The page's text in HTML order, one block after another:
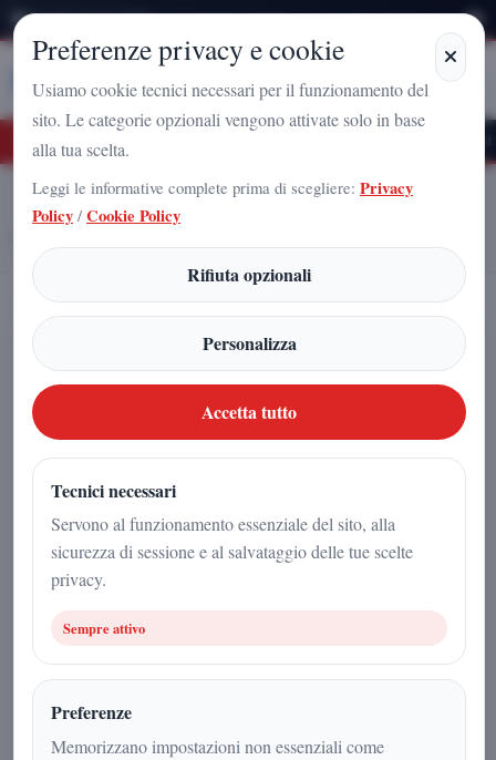
Giovedì 6 Agosto 2026
StampaCampania
Home
Articoli
Arnaldo Gadola, lascia la politica: tanti attestati di stima, ma nessun
ripensamento
Arnaldo Gadola, lascia la politica:
tanti attestati di stima, ma nessun
ripensamento
28 dicembre 2025
2min | Attualità
Preferenze privacy e cookie
Usiamo cookie tecnici necessari per il funzionamento del
sito. Le categorie opzionali vengono attivate solo in base
alla tua scelta.
Leggi le informative complete prima di scegliere: Privacy
Policy / Cookie Policy
Rifiuta opzionali
Personalizza
Accetta tutto
Tecnici necessari
Servono al funzionamento essenziale del sito, alla
sicurezza di sessione e al salvataggio delle tue scelte
privacy.
Sempre attivo
Preferenze
Memorizzano impostazioni non essenziali come